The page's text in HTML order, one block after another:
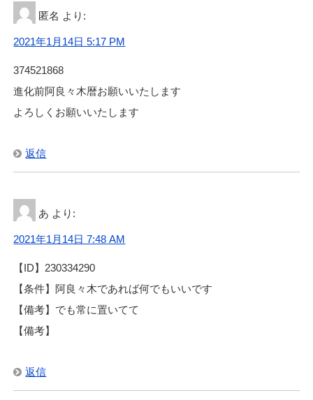
匿名 より:
2021年1月14日 5:17 PM
374521868
進化前阿良々木暦お願いいたします
よろしくお願いいたします
返信
あ より:
2021年1月14日 7:48 AM
【ID】230334290
【条件】阿良々木であれば何でもいいです
【備考】でも常に置いてて
【備考】
返信